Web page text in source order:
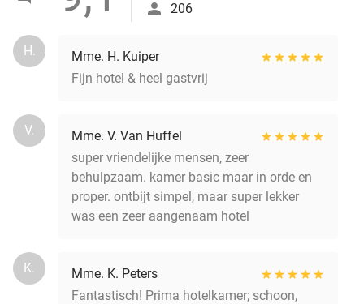
206
H.
Mme. H. Kuiper
Fijn hotel & heel gastvrij
V.
Mme. V. Van Huffel
super vriendelijke mensen, zeer
behulpzaam. kamer basic maar in orde en
proper. ontbijt simpel, maar super lekker
was een zeer aangenaam hotel
K.
Mme. K. Peters
Fantastisch! Prima hotelkamer; schoon,